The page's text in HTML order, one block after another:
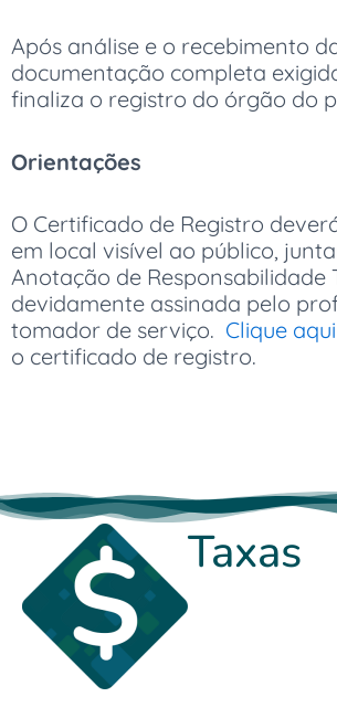
Após análise e o recebimento
documentação completa
finaliza o registro do órgão do
Orientações
O Certificado de Registro
em local visível ao público,
Anotação de Responsabilidade
devidamente assinada pelo
tomador de serviço. Clique aqui
o certificado de registro.
Taxas